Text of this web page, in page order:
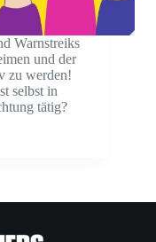
Warnstreiks
und der
zu werden!
selbst in
tätig?